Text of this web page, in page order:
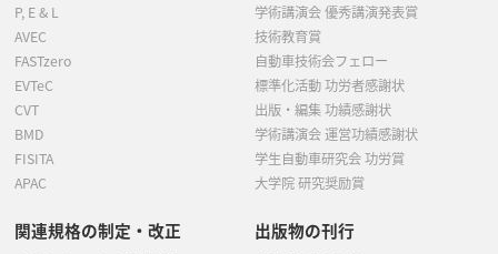
P, E & L
AVEC
FASTzero
EVTeC
CVT
BMD
FISITA
APAC
学術講演会 優秀講演発表賞
技術教育賞
自動車技術会フェロー
標準化活動 功労者感謝状
出版・編集 功績感謝状
学術講演会 運営功績感謝状
学生自動車研究会 功労賞
大学院 研究奨励賞
関連規格の制定・改正 出版物の刊行